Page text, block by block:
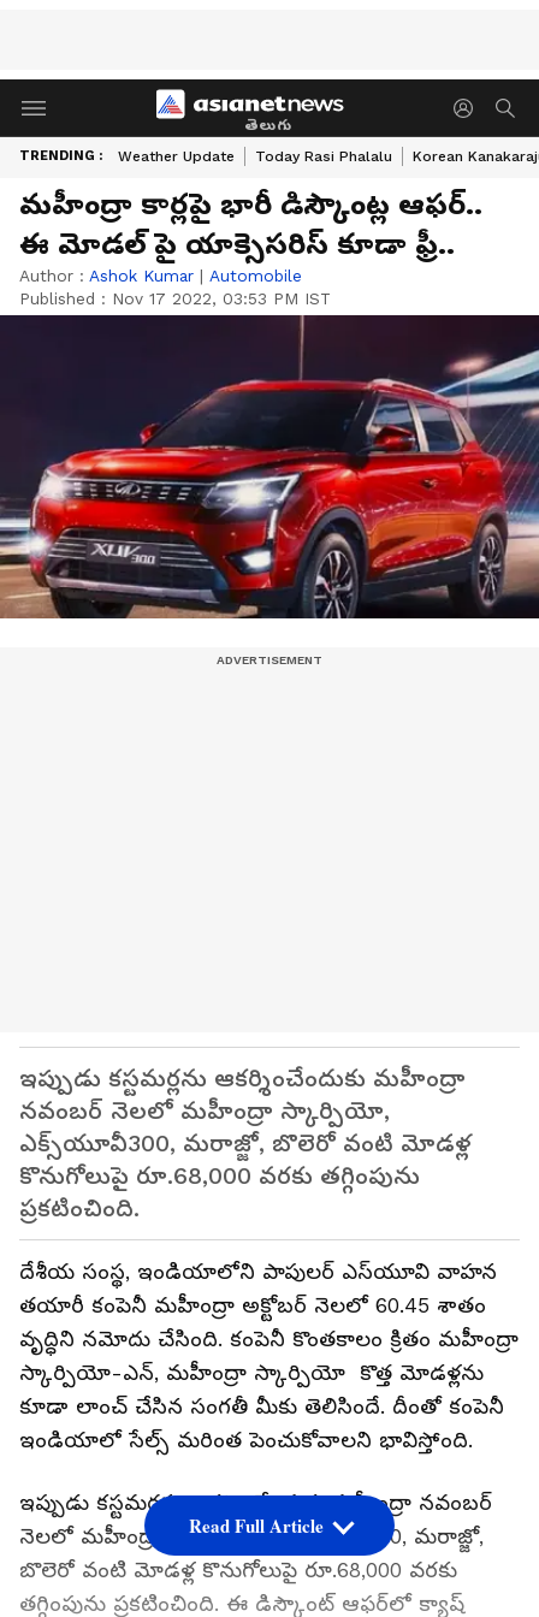
తెలుగు
TRENDING : Weather Update Today Rasi Phalalu Korean
మహీంద్రా కార్లపై భారీ డిస్కౌంట్ల ఆఫర్..
ఈ మోడల్ పై యాక్సెసరిస్ కూడా ఫ్రీ..
Author : Ashok Kumar | Automobile
Published : Nov 17 2022, 03:53 PM IST
ఇప్పుడు కస్టమర్లను ఆకర్శించేందుకు మహీంద్రా
నవంబర్ నెలలో మహీంద్రా స్కార్పియో,
ఎక్స్‌యూవీ300, మరాజ్జో, బొలెరో వంటి మోడళ్ల
కొనుగోలుపై రూ.68,000 వరకు తగ్గింపును
ప్రకటించింది.
దేశీయ సంస్థ, ఇండియాలోని పాపులర్ ఎస్‌యూ‌వి వాహన
తయారీ కంపెనీ మహీంద్రా అక్టోబర్ నెలలో 60.45 శాతం
వృద్ధిని నమోదు చేసింది. కంపెనీ కొంతకాలం క్రితం మహీంద్రా
స్కార్పియో-ఎన్, మహీంద్రా స్కార్పియో కొత్త మోడళ్లను
కూడా లాంచ్ చేసిన సంగతీ మీకు తెలిసిందే. దీంతో కంపెనీ
ఇండియాలో సేల్స్ మరింత పెంచుకోవాలని భావిస్తోంది.
ఇప్పుడు కస్టమర్లను ఆకర్శించేందుకు మహీంద్రా నవంబర్
నెలలో మహీంద్రా స్కార్పియో, ఎక్స్‌యూవీ300, మరాజ్జో,
బొలెరో వంటి మోడళ్ల కొనుగోలుపై రూ.68,000 వరకు
తగ్గింపును ప్రకటించింది. ఈ డిస్కౌంట్ ఆఫర్‌లో క్యాష్
Read Full Article